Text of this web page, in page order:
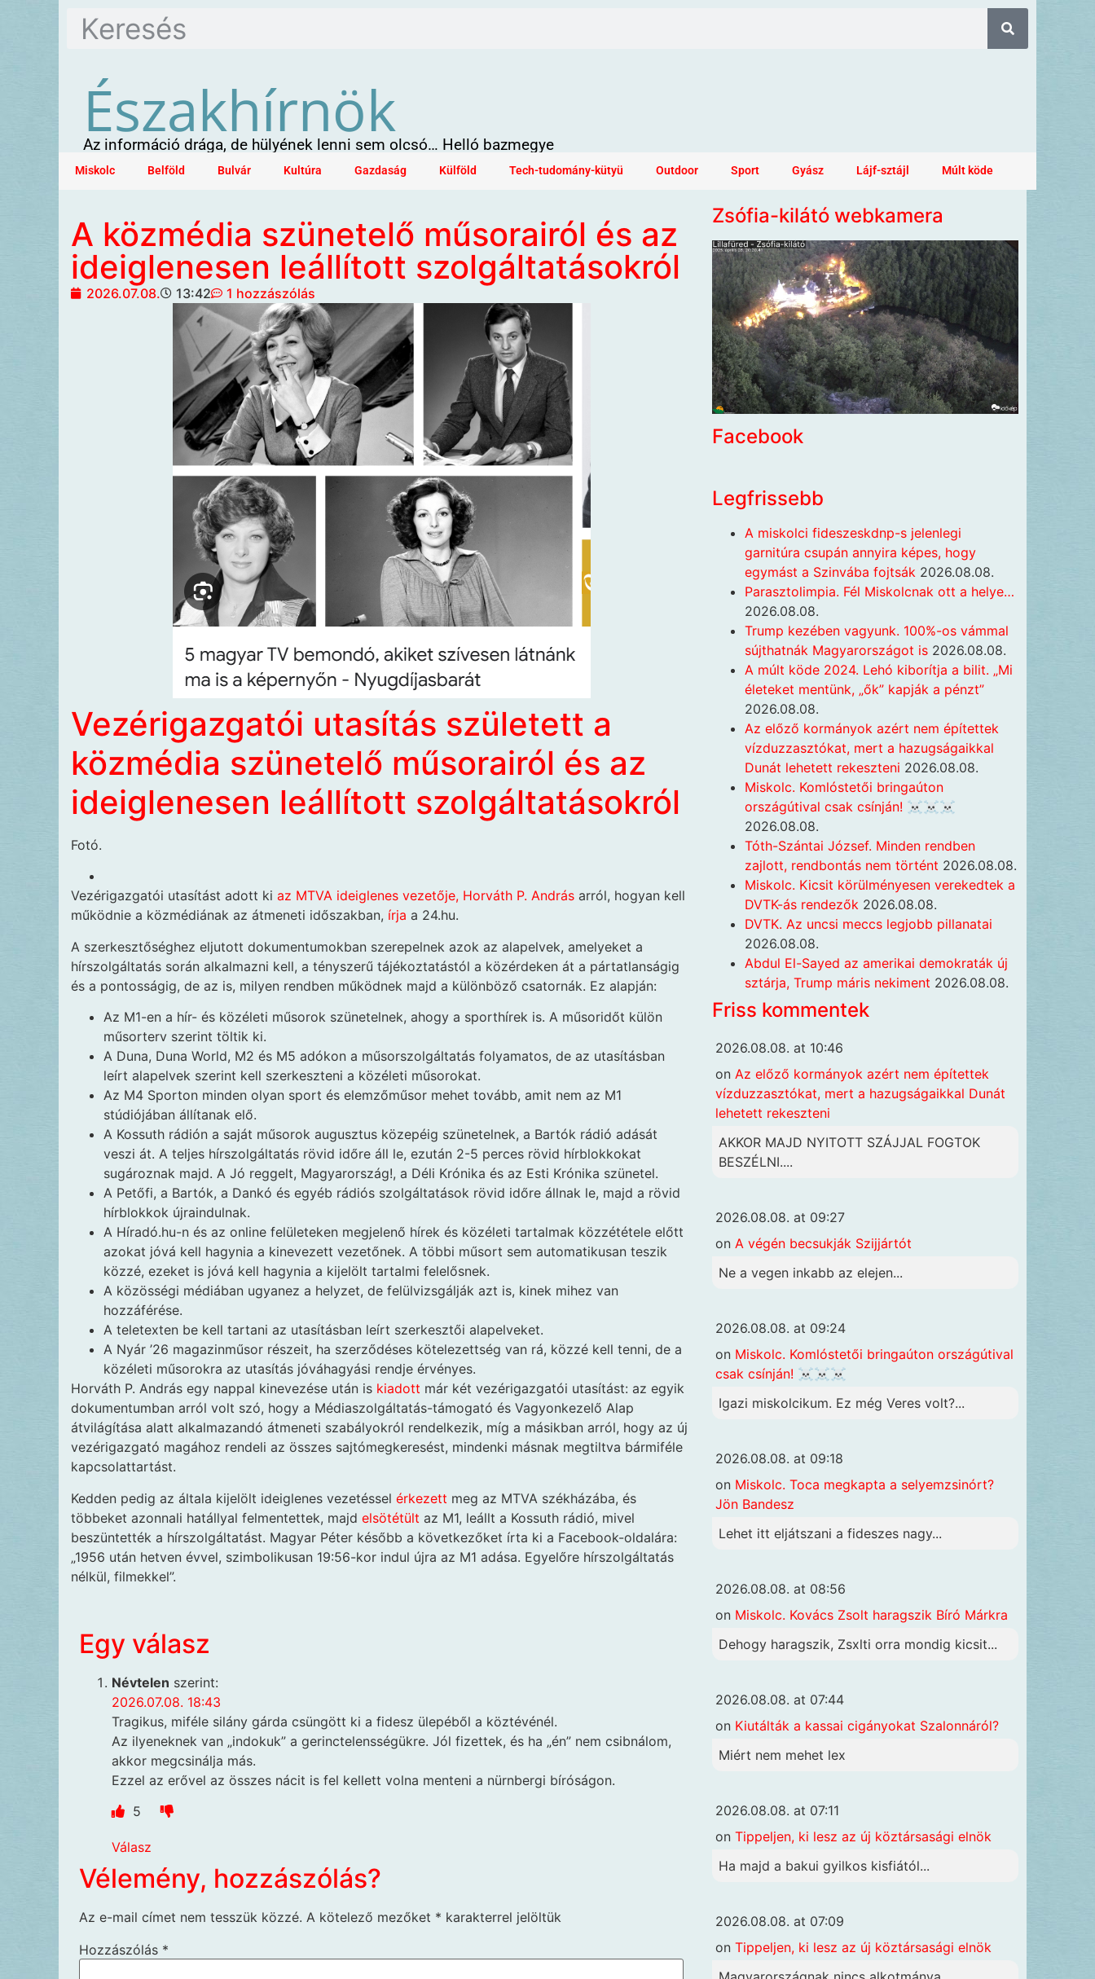
Északhírnök
Az információ drága, de hülyének lenni sem olcsó… Helló bazmegye
Miskolc Belföld Bulvár Kultúra Gazdaság Külföld Tech-tudomány-kütyü Outdoor Sport Gyász Lájf-sztájl Múlt köde
A közmédia szünetelő műsorairól és az
ideiglenesen leállított szolgáltatásokról
2026.07.08. 13:42 1 hozzászólás
Vezérigazgatói utasítás született a
közmédia szünetelő műsorairól és az
ideiglenesen leállított szolgáltatásokról
Fotó.
Vezérigazgatói utasítást adott ki az MTVA ideiglenes vezetője, Horváth P. András arról, hogyan kell
működnie a közmédiának az átmeneti időszakban, írja a 24.hu.
A szerkesztőséghez eljutott dokumentumokban szerepelnek azok az alapelvek, amelyeket a
hírszolgáltatás során alkalmazni kell, a tényszerű tájékoztatástól a közérdeken át a pártatlanságig
és a pontosságig, de az is, milyen rendben működnek majd a különböző csatornák. Ez alapján:
Az M1-en a hír- és közéleti műsorok szünetelnek, ahogy a sporthírek is. A műsoridőt külön
műsorterv szerint töltik ki.
A Duna, Duna World, M2 és M5 adókon a műsorszolgáltatás folyamatos, de az utasításban
leírt alapelvek szerint kell szerkeszteni a közéleti műsorokat.
Az M4 Sporton minden olyan sport és elemzőműsor mehet tovább, amit nem az M1
stúdiójában állítanak elő.
A Kossuth rádión a saját műsorok augusztus közepéig szünetelnek, a Bartók rádió adását
veszi át. A teljes hírszolgáltatás rövid időre áll le, ezután 2-5 perces rövid hírblokkokat
sugároznak majd. A Jó reggelt, Magyarország!, a Déli Krónika és az Esti Krónika szünetel.
A Petőfi, a Bartók, a Dankó és egyéb rádiós szolgáltatások rövid időre állnak le, majd a rövid
hírblokkok újraindulnak.
A Híradó.hu-n és az online felületeken megjelenő hírek és közéleti tartalmak közzététele előtt
azokat jóvá kell hagynia a kinevezett vezetőnek. A többi műsort sem automatikusan teszik
közzé, ezeket is jóvá kell hagynia a kijelölt tartalmi felelősnek.
A közösségi médiában ugyanez a helyzet, de felülvizsgálják azt is, kinek mihez van
hozzáférése.
A teletexten be kell tartani az utasításban leírt szerkesztői alapelveket.
A Nyár ’26 magazinműsor részeit, ha szerződéses kötelezettség van rá, közzé kell tenni, de a
közéleti műsorokra az utasítás jóváhagyási rendje érvényes.
Horváth P. András egy nappal kinevezése után is kiadott már két vezérigazgatói utasítást: az egyik
dokumentumban arról volt szó, hogy a Médiaszolgáltatás-támogató és Vagyonkezelő Alap
átvilágítása alatt alkalmazandó átmeneti szabályokról rendelkezik, míg a másikban arról, hogy az új
vezérigazgató magához rendeli az összes sajtómegkeresést, mindenki másnak megtiltva bármiféle
kapcsolattartást.
Kedden pedig az általa kijelölt ideiglenes vezetéssel érkezett meg az MTVA székházába, és
többeket azonnali hatállyal felmentettek, majd elsötétült az M1, leállt a Kossuth rádió, mivel
beszüntették a hírszolgáltatást. Magyar Péter később a következőket írta ki a Facebook-oldalára:
„1956 után hetven évvel, szimbolikusan 19:56-kor indul újra az M1 adása. Egyelőre hírszolgáltatás
nélkül, filmekkel”.
Egy válasz
Névtelen szerint:
2026.07.08. 18:43
Tragikus, miféle silány gárda csüngött ki a fidesz ülepéből a köztévénél.
Az ilyeneknek van „indokuk” a gerinctelensségükre. Jól fizettek, és ha „én” nem csibnálom,
akkor megcsinálja más.
Ezzel az erővel az összes nácit is fel kellett volna menteni a nürnbergi bíróságon.
5
Válasz
Vélemény, hozzászólás?
Az e-mail címet nem tesszük közzé. A kötelező mezőket * karakterrel jelöltük
Hozzászólás *
Zsófia-kilátó webkamera
Facebook
Legfrissebb
A miskolci fideszeskdnp-s jelenlegi
garnitúra csupán annyira képes, hogy
egymást a Szinvába fojtsák 2026.08.08.
Parasztolimpia. Fél Miskolcnak ott a helye…
2026.08.08.
Trump kezében vagyunk. 100%-os vámmal
sújthatnák Magyarországot is 2026.08.08.
A múlt köde 2024. Lehó kiborítja a bilit. „Mi
életeket mentünk, „ők” kapják a pénzt”
2026.08.08.
Az előző kormányok azért nem építettek
vízduzzasztókat, mert a hazugságaikkal
Dunát lehetett rekeszteni 2026.08.08.
Miskolc. Komlóstetői bringaúton
országútival csak csínján! ☠️☠️☠️
2026.08.08.
Tóth-Szántai József. Minden rendben
zajlott, rendbontás nem történt 2026.08.08.
Miskolc. Kicsit körülményesen verekedtek a
DVTK-ás rendezők 2026.08.08.
DVTK. Az uncsi meccs legjobb pillanatai
2026.08.08.
Abdul El-Sayed az amerikai demokraták új
sztárja, Trump máris nekiment 2026.08.08.
Friss kommentek
2026.08.08. at 10:46
on Az előző kormányok azért nem építettek
vízduzzasztókat, mert a hazugságaikkal Dunát
lehetett rekeszteni
AKKOR MAJD NYITOTT SZÁJJAL FOGTOK
BESZÉLNI....
2026.08.08. at 09:27
on A végén becsukják Szijjártót
Ne a vegen inkabb az elejen...
2026.08.08. at 09:24
on Miskolc. Komlóstetői bringaúton országútival
csak csínján! ☠️☠️☠️
Igazi miskolcikum. Ez még Veres volt?...
2026.08.08. at 09:18
on Miskolc. Toca megkapta a selyemzsinórt?
Jön Bandesz
Lehet itt eljátszani a fideszes nagy...
2026.08.08. at 08:56
on Miskolc. Kovács Zsolt haragszik Bíró Márkra
Dehogy haragszik, Zsxlti orra mondig kicsit...
2026.08.08. at 07:44
on Kiutálták a kassai cigányokat Szalonnáról?
Miért nem mehet lex
2026.08.08. at 07:11
on Tippeljen, ki lesz az új köztársasági elnök
Ha majd a bakui gyilkos kisfiától...
2026.08.08. at 07:09
on Tippeljen, ki lesz az új köztársasági elnök